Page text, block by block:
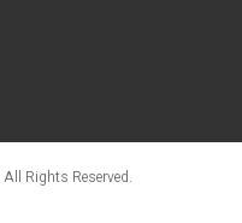
All Rights Reserved.